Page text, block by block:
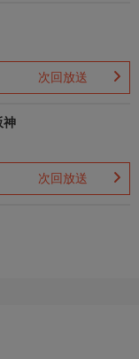
次回放送
神
次回放送